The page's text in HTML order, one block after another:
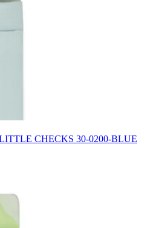
LITTLE CHECKS 30-0200-BLUE